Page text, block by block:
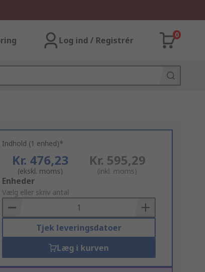
Log ind / Registrér
0
Indhold (1 enhed)*
Kr. 476,23
(ekskl. moms)
Kr. 595,29
(inkl. moms)
Add
to
Basket
Enheder
Vælg eller skriv antal
Tjek leveringsdatoer
Læg i kurven